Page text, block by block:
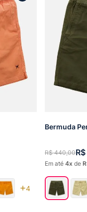
4
Bermuda
R$ 440,00R$
Em até 4 de